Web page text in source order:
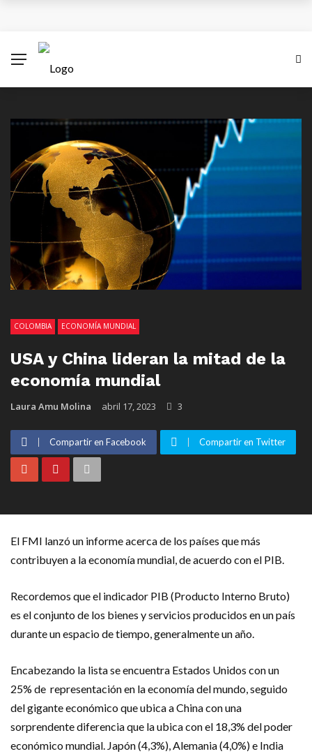
el 2026?
Antes del 8 de diciembre se superará emergencia
Las empresas colombianas pueden disparar sus
ventas con una estrategia Black Friday inteligente
XV Simposio Internacional Jorge Isaacs: Un Legado
de Ébano y Azúcar en la Literatura Global
COLOMBIA ECONOMÍA MUNDIAL
USA y China lideran la mitad de la
economía mundial
Laura Amu Molina abril 17, 2023 3
Compartir en Facebook Compartir en Twitter
El FMI lanzó un informe acerca de los países que más
contribuyen a la economía mundial, de acuerdo con el PIB.
Recordemos que el indicador PIB (Producto Interno Bruto)
es el conjuntode los bienes y servicios producidos en un país
durante un espacio de tiempo, generalmente un año.
Encabezando la lista se encuentra Estados Unidos con un
25% de representación en la economía del mundo, seguido
del gigante económico que ubica aChina con una
sorprendente diferencia que la ubica con el 18,3% del poder
económico mundial. Japón (4,3%), Alemania (4,0%) e India